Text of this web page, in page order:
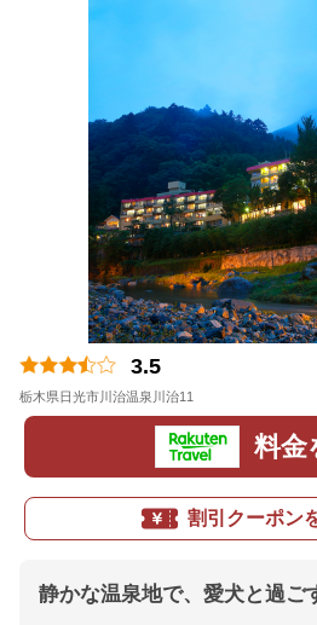
3.5
栃木県日光市川治温泉川治11
料金
割引クーポン
静かな温泉地で、愛犬と過ご